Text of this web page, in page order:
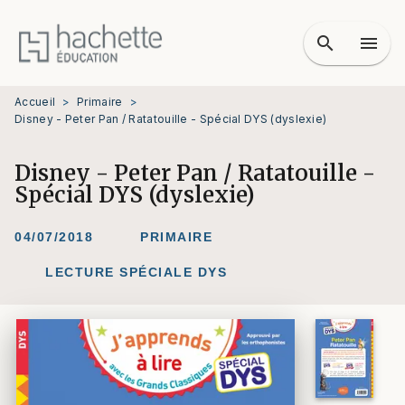
MENU RECHERCHE
PIED DE PAGE
search menu
Accueil > Primaire
>
Disney - Peter Pan / Ratatouille - Spécial DYS (dyslexie)
Disney - Peter Pan / Ratatouille -
Spécial DYS (dyslexie)
04/07/2018 PRIMAIRE
LECTURE SPÉCIALE DYS